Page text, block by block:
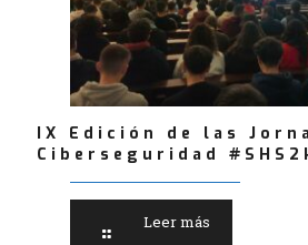
IX Edición de las
Ciberseguridad
Leer más